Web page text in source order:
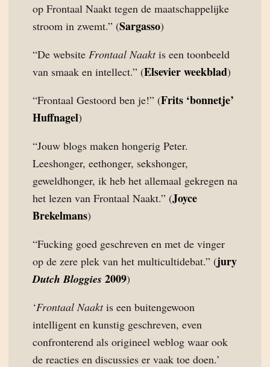
op Frontaal Naakt tegen de maatschappelijke
stroom in zwemt.” (Sargasso)
“De website Frontaal Naaktis een toonbeeld
van smaak en intellect.” (Elsevier weekblad)
“Frontaal Gestoord ben je!” (Frits ‘bonnetje’
Huffnagel)
“Jouw blogs maken hongerig Peter.
Leeshonger, eethonger, sekshonger,
geweldhonger, ik heb het allemaal gekregen na
het lezen van Frontaal Naakt.” (Joyce
Brekelmans)
“Fucking goed geschreven en met de vinger
op de zere plek van het multicultidebat.” (jury
Dutch Bloggies 2009)
‘Frontaal Naaktis een buitengewoon
intelligent en kunstig geschreven, even
confronterend als origineel weblog waar ook
de reacties en discussies er vaak toe doen.’